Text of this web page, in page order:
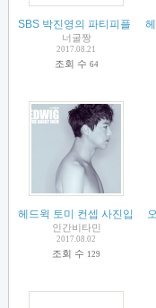
SBS 박진영의 파티피플 출
너굴짱
2017.08.21
조회 수 64
헤드윅 토미 컨셉 사진입니
인간비타민
2017.08.02
조회 수 129